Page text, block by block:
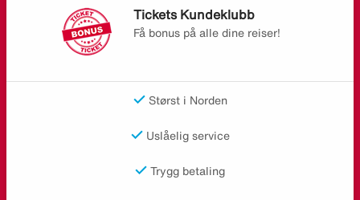
Tickets Kundeklubb
Få bonus på alle dine reiser!
Størst i Norden
Uslåelig service
Trygg betaling